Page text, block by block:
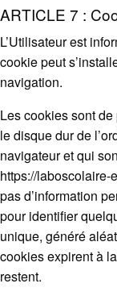
ARTICLE 7 :
L’Utilisateur est
cookie peut
navigation.
Les cookies sont
le disque dur de
navigateur et qui
https://
pas d’information
pour identifier
unique, généré
cookies expirent à
restent.